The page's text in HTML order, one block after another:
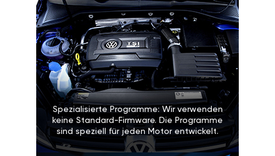
Spezialisierte Programme: Wir verwenden
keine Standard-Firmware. Die Programme
sind speziell für jeden Motor entwickelt.